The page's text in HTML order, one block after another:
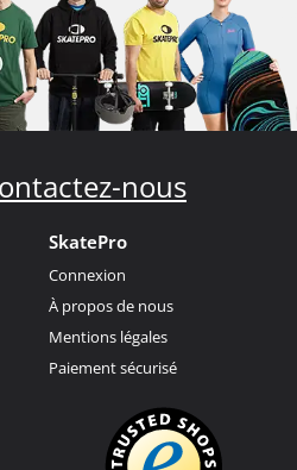
nous
SkatePro
Connexion
À propos de nous
Mentions légales
Paiement sécurisé